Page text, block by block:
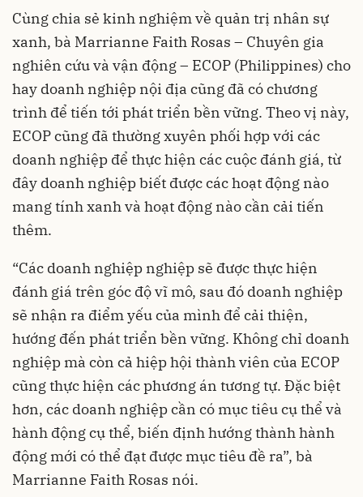
Cùng chia sẻ kinh nghiệm về quản trị nhân sự
xanh, bà Marrianne Faith Rosas – Chuyên gia
nghiên cứu và vận động – ECOP (Philippines) cho
hay doanh nghiệp nội địa cũng đã có chương
trình để tiến tới phát triển bền vững. Theo vị này,
ECOP cũng đã thường xuyên phối hợp với các
doanh nghiệp để thực hiện các cuộc đánh giá, từ
đây doanh nghiệp biết được các hoạt động nào
mang tính xanh và hoạt động nào cần cải tiến
thêm.
“Các doanh nghiệp nghiệp sẽ được thực hiện
đánh giá trên góc độ vĩ mô, sau đó doanh nghiệp
sẽ nhận ra điểm yếu của mình để cải thiện,
hướng đến phát triển bền vững. Không chỉ doanh
nghiệp mà còn cả hiệp hội thành viên của ECOP
cũng thực hiện các phương án tương tự. Đặc biệt
hơn, các doanh nghiệp cần có mục tiêu cụ thể và
hành động cụ thể, biến định hướng thành hành
động mới có thể đạt được mục tiêu đề ra”, bà
Marrianne Faith Rosas nói.